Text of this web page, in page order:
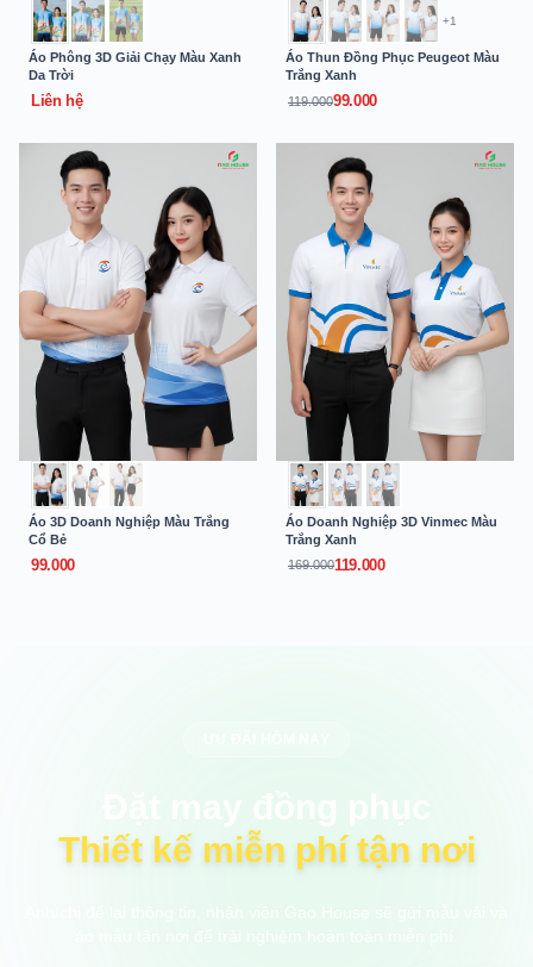
Áo Phông 3D Giải Chạy Màu Xanh
Da Trời
Liên hệ
+1
Áo Thun Đồng Phục Peugeot Màu
Trắng Xanh
119.00099.000
Áo 3D Doanh Nghiệp Màu Trắng
Cổ Bẻ
99.000
Áo Doanh Nghiệp 3D Vinmec Màu
Trắng Xanh
169.000119.000
Thiết kế miễn phí tận nơi